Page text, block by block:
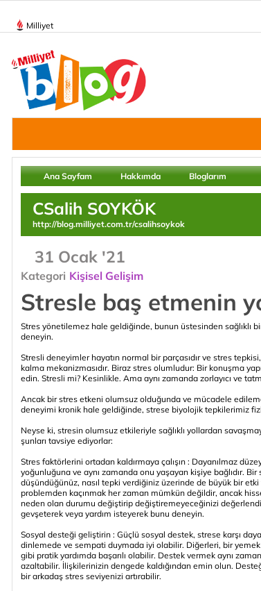
Milliyet
Ana Sayfam Hakkımda Bloglarım
CSalih SOYKÖK
http://blog.milliyet.com.tr/csalihsoykok
31 Ocak '21
Kategori Kişisel Gelişim
Stresle baş etmenin
Stres yönetilemez hale geldiğinde, bunun üstesinden sağlıklı
deneyin.
Stresli deneyimler hayatın normal bir parçasıdır ve stres
kalma mekanizmasıdır. Biraz stres olumludur: Bir konuşma
edin. Stresli mi? Kesinlikle. Ama aynı zamanda zorlayıcı ve
Ancak bir stres etkeni olumsuz olduğunda ve mücadele
deneyimi kronik hale geldiğinde, strese biyolojik tepkilerimiz
Neyse ki, stresin olumsuz etkileriyle sağlıklı yollardan
şunları tavsiye ediyorlar:
Stres faktörlerini ortadan kaldırmaya çalışın : Dayanılmaz
yoğunluğuna ve aynı zamanda onu yaşayan kişiye bağlıdır. Bir
düşündüğünüz, nasıl tepki verdiğiniz üzerinde de büyük bir
problemden kaçınmak her zaman mümkün değildir, ancak
neden olan durumu değiştirip değiştiremeyeceğinizi
gevşeterek veya yardım isteyerek bunu deneyin.
Sosyal desteği geliştirin : Güçlü sosyal destek, strese karşı
dinlemede ve sempati duymada iyi olabilir. Diğerleri, bir
gibi pratik yardımda başarılı olabilir. Destek vermek aynı
azaltabilir. İlişkilerinizin dengede kaldığından emin olun.
bir arkadaş stres seviyenizi artırabilir.